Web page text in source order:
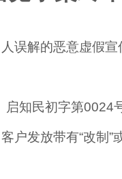
误解的恶意虚假
知民初字第0024
发放带有“改制”